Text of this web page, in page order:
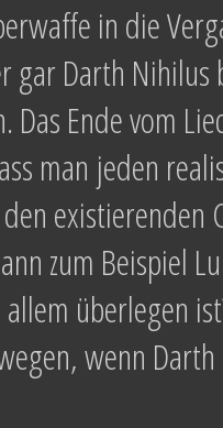
in die
gar Darth
Das Ende vom
man jeden
zum Beispiel
allem überlegen
wenn